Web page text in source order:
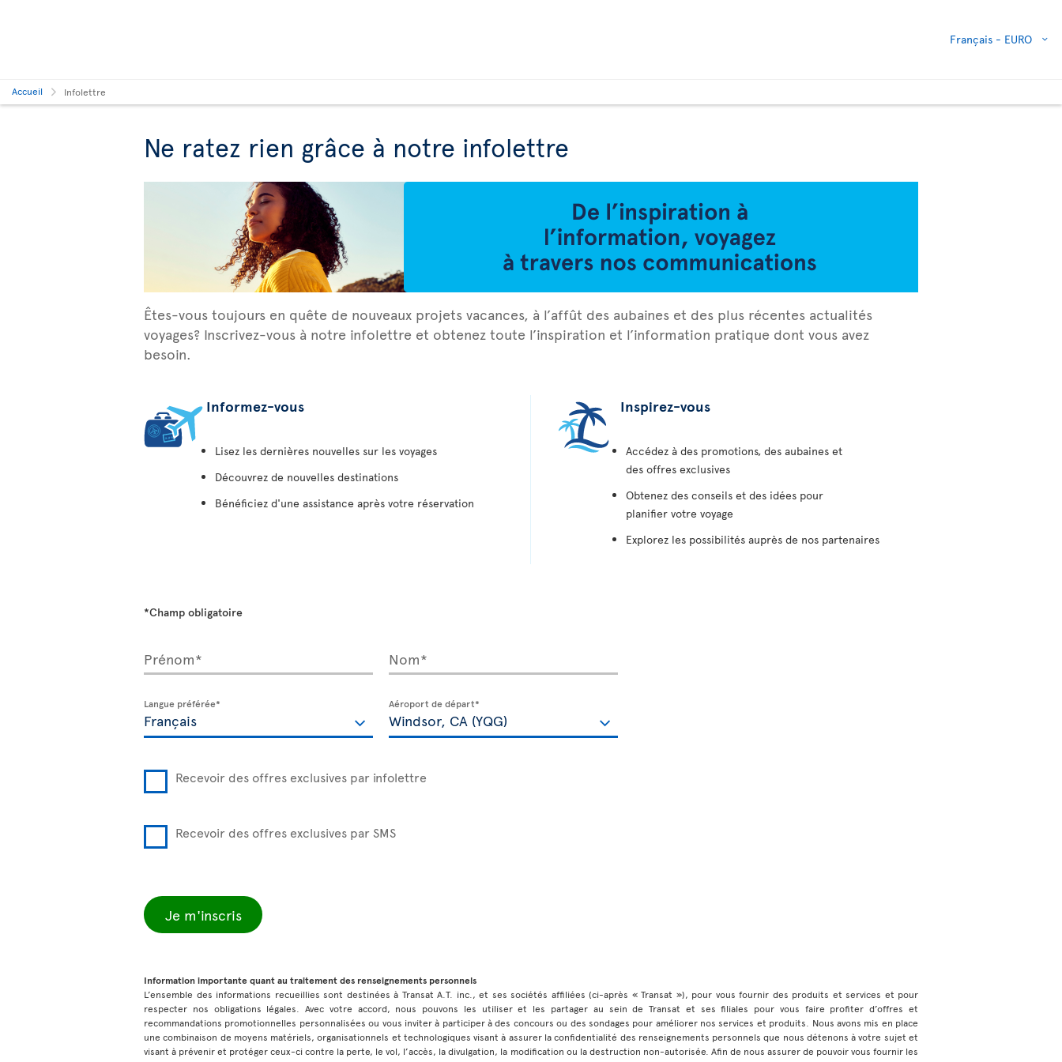
Français - EURO
Accueil Infolettre
Ne ratez rien grâce à notre infolettre
Êtes-vous toujours en quête de nouveaux projets vacances, à l’affût des aubaines et des plus récentes actualités
voyages? Inscrivez-vous à notre infolettre et obtenez toute l’inspiration et l’information pratique dont vous avez
besoin.
Informez-vous
Lisez les dernières nouvelles sur les voyages
Découvrez de nouvelles destinations
Bénéficiez d'une assistance après votre réservation
Inspirez-vous
Accédez à des promotions, des aubaines et
des offres exclusives
Obtenez des conseils et des idées pour
planifier votre voyage
Explorez les possibilités auprès de nos partenaires
*Champ obligatoire
Prénom* Nom*
Langue préférée* Aéroport de départ*
Recevoir des offres exclusives par infolettre
Recevoir des offres exclusives par SMS
Je m'inscris
Information importante quant au traitement des renseignements personnels
L’ensemble des informations recueillies sont destinées à Transat A.T. inc., et ses sociétés affiliées (ci-après « Transat »), pour vous fournir des produits et services et pour
respecter nos obligations légales. Avec votre accord, nous pouvons les utiliser et les partager au sein de Transat et ses filiales pour vous faire profiter d’offres et
recommandations promotionnelles personnalisées ou vous inviter à participer à des concours ou des sondages pour améliorer nos services et produits. Nous avons mis en place
une combinaison de moyens matériels, organisationnels et technologiques visant à assurer la confidentialité des renseignements personnels que nous détenons à votre sujet et
visant à prévenir et protéger ceux-ci contre la perte, le vol, l’accès, la divulgation, la modification ou la destruction non-autorisée. Afin de nous assurer de pouvoir vous fournir les